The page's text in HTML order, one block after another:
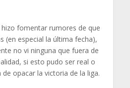
fomentar rumores de que
(en especial la última fecha),
no vi ninguna que fuera de
si esto pudo ser real o
opacar la victoria de la liga.